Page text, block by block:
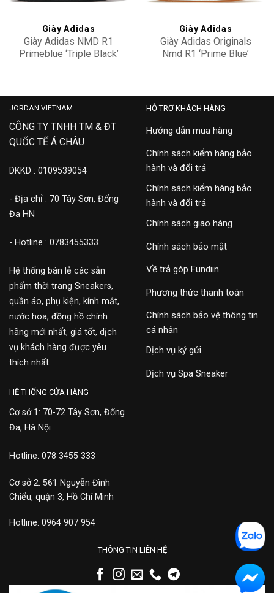
Giày Adidas
Giày Adidas NMD R1
Primeblue ‘Triple Black’
Giày Adidas
Giày Adidas Originals
Nmd R1 ‘Prime Blue’
JORDAN VIETNAM
CÔNG TY TNHH TM & ĐT
QUỐC TẾ Á CHÂU
DKKD : 0109539054
- Địa chỉ : 70 Tây Sơn, Đống
Đa HN
- Hotline : 0783455333
Hệ thống bán lẻ các sản
phẩm thời trang Sneakers,
quần áo, phụ kiện, kính mắt,
nước hoa, đồng hồ chính
hãng mới nhất, giá tốt, dịch
vụ khách hàng được yêu
thích nhất.
HỖ TRỢ KHÁCH HÀNG
Hướng dẫn mua hàng
Chính sách kiểm hàng bảo
hành và đổi trả
Chính sách kiểm hàng bảo
hành và đổi trả
Chính sách giao hàng
Chính sách bảo mật
Về trả góp Fundiin
Phương thức thanh toán
Chính sách bảo vệ thông tin
cá nhân
Dịch vụ ký gửi
Dịch vụ Spa Sneaker
HỆ THỐNG CỬA HÀNG
Cơ sở 1: 70-72 Tây Sơn, Đống
Đa, Hà Nội
Hotline: 078 3455 333
Cơ sở 2: 561 Nguyễn Đình
Chiểu, quận 3, Hồ Chí Minh
Hotline: 0964 907 954
THÔNG TIN LIÊN HỆ